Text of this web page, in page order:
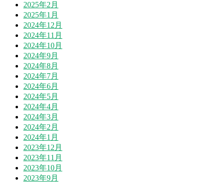
2025年2月
2025年1月
2024年12月
2024年11月
2024年10月
2024年9月
2024年8月
2024年7月
2024年6月
2024年5月
2024年4月
2024年3月
2024年2月
2024年1月
2023年12月
2023年11月
2023年10月
2023年9月